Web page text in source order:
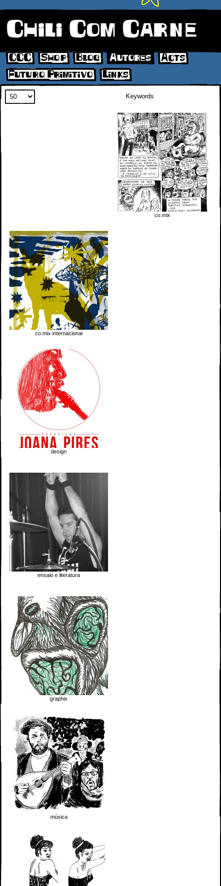
Chili Com Carne
CCC Shop Blog Autores
Acts
Futuro Primitivo
Links
co.mix
co.mix internacional
design
ensaio e literatura
graphix
música